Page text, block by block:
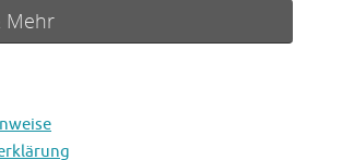
Hochzeit Marina & Willi
blende-f11.de im neuen Design
Mehr